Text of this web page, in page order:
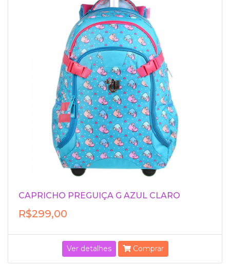
CAPRICHO PREGUIÇA G AZUL CLARO
R$299,00
Ver detalhes Comprar